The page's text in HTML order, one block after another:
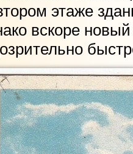
этаже
вскоре новый